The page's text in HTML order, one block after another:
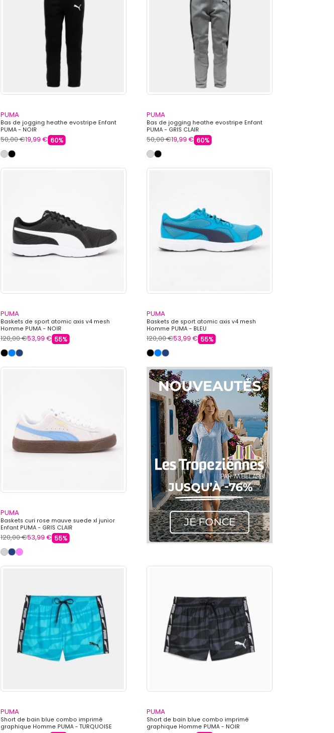
PUMA
Bas de jogging heathe evostripe Enfant
PUMA - NOIR
50,00 €19,99 € 60%
PUMA
Bas de jogging heathe evostripe Enfant
PUMA - GRIS CLAIR
50,00 €19,99 € 60%
PUMA
Baskets de sport atomic axis v4 mesh
Homme PUMA - NOIR
120,00 €53,99 € 55%
PUMA
Baskets de sport atomic axis v4 mesh
Homme PUMA - BLEU
120,00 €53,99 € 55%
PUMA
Baskets curi rose mauve suede xl junior
Enfant PUMA - GRIS CLAIR
120,00 €53,99 € 55%
PUMA
Short de bain blue combo imprimé
graphique Homme PUMA - TURQUOISE
PUMA
Short de bain blue combo imprimé
graphique Homme PUMA - NOIR